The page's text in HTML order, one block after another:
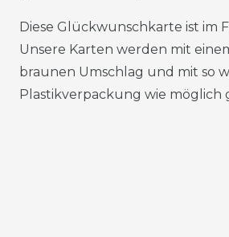
Diese Glückwunschkarte ist im
Unsere Karten werden mit
braunen Umschlag und mit so
Plastikverpackung wie möglich